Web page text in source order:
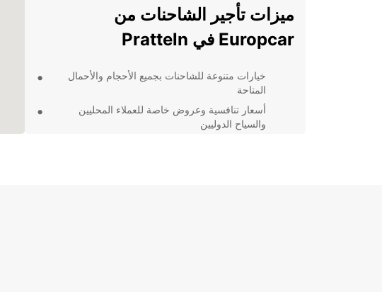
ميزات تأجير الشاحنات من
Europcar في Pratteln
خيارات متنوعة للشاحنات بجميع الأحجام والأحمال
المتاحة
أسعار تنافسية وعروض خاصة للعملاء المحليين
والسياح الدوليين